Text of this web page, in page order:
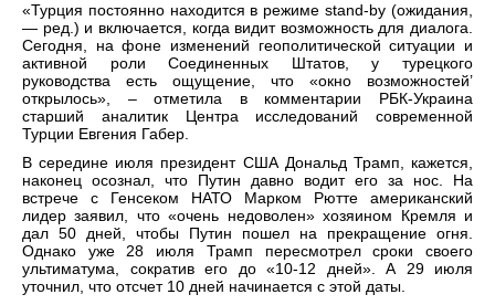
«Турция постоянно находится в режиме stand-by (ожидания,
— ред.) и включается, когда видит возможность для диалога.
Сегодня, на фоне изменений геополитической ситуации и
активной роли Соединенных Штатов, у турецкого
руководства есть ощущение, что «окно возможностей’
открылось», – отметила в комментарии РБК-Украина
старший аналитик Центра исследований современной
Турции Евгения Габер.
В середине июля президент США Дональд Трамп, кажется,
наконец осознал, что Путин давно водит его за нос. На
встрече с Генсеком НАТО Марком Рютте американский
лидер заявил, что «очень недоволен» хозяином Кремля и
дал 50 дней, чтобы Путин пошел на прекращение огня.
Однако уже 28 июля Трамп пересмотрел сроки своего
ультиматума, сократив его до «10-12 дней». А 29 июля
уточнил, что отсчет 10 дней начинается с этой даты.